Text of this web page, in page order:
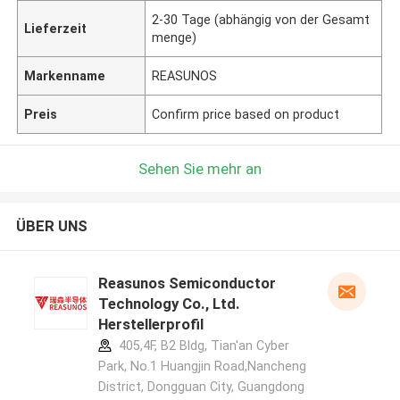
Lieferzeit
2-30 Tage (abhängig von der Gesamt
menge)
Markenname REASUNOS
Preis Confirm price based on product
Sehen Sie mehr an
ÜBER UNS
Reasunos Semiconductor
Technology Co., Ltd.
Herstellerprofil
405,4F, B2 Bldg, Tian'an Cyber
Park, No.1 Huangjin Road,Nancheng
District, Dongguan City, Guangdong